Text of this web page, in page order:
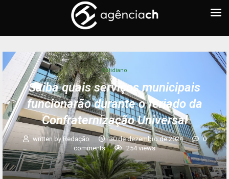
Cotidiano
Saiba quais serviços municipais
funcionarão durante o feriado da
Confraternização Universal
written byRedação 30 de dezembro de 2024
0
comments
254views